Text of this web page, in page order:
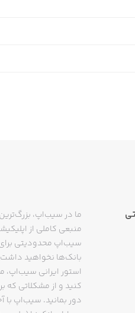
ما در سیب‌اپ،
منبعی کاملی از
سیب‌اپ محدودیتی برای
بانک‌ها نخواهید داشت
استور ایرانی سیب‌اپ،
دور بمانید. سیب‌اپ با